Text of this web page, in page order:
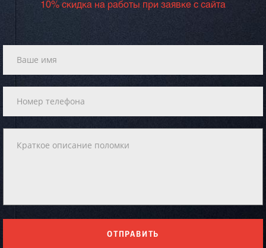
10% скидка на работы при заявке с сайта
ОТПРАВИТЬ